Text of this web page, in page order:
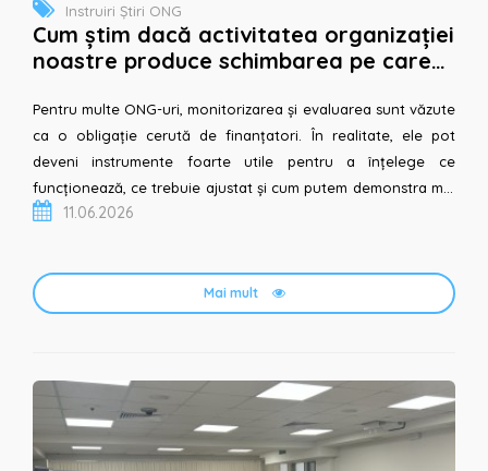
Instruiri Știri ONG
Cum știm dacă activitatea organizației
noastre produce schimbarea pe care
Pentru multe ONG-uri, monitorizarea și evaluarea sunt văzute
ca o obligație cerută de finanțatori. În realitate, ele pot
deveni instrumente foarte utile pentru a înțelege ce
funcționează, ce trebuie ajustat și cum putem demonstra mai
11.06.2026
Mai mult